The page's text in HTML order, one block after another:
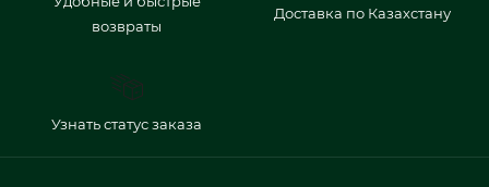
возвраты
Доставка по Казахстану
Узнать статус заказа